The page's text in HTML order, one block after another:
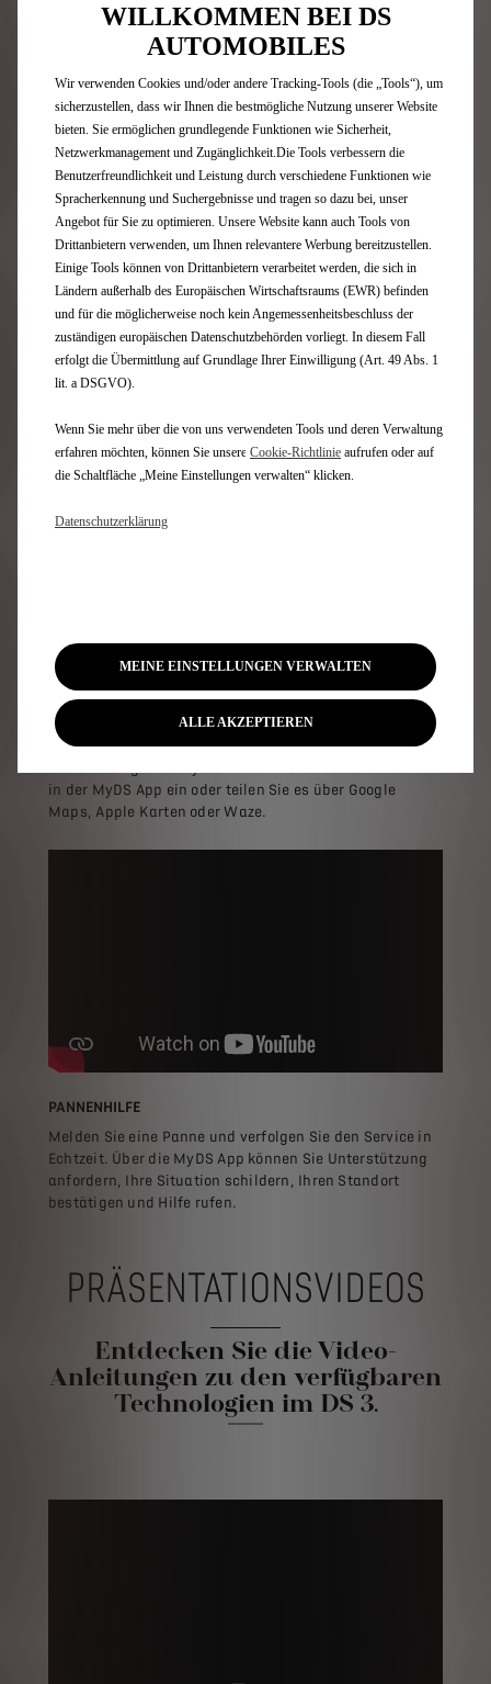
Sichere Fahrt mit MyDS
Mit der MyDS App bleibt Ihr Fahrzeug immer in Ihrer
Nähe und sofort verfügbar. Planen Sie Ihre nächste
Fahrt ganz einfach und sicher: Ziel eingeben,
Startpunkt auswählen, Ladezustand festlegen. Der
Routenplaner zeigt Ihnen daraufhin die beste Strecke
und geeignete Ladepunkte.
SEND 2 NAV
Planen Sie Ihre Route und senden Sie sie mit einem Klick
in der MyDS App ein oder teilen Sie es über Google
Maps, Apple Karten oder Waze.
PANNENHILFE
Melden Sie eine Panne und verfolgen Sie den Service in
Echtzeit. Über die MyDS App können Sie Unterstützung
anfordern, Ihre Situation schildern, Ihren Standort
bestätigen und Hilfe rufen.
PRÄSENTATIONSVIDEOS
Entdecken Sie die Video-
Anleitungen zu den verfügbaren
Technologien im DS 3.
WILLKOMMEN BEI DS
AUTOMOBILES
Wir verwenden Cookies und/oder andere Tracking-Tools (die „Tools“), um
sicherzustellen, dass wir Ihnen die bestmögliche Nutzung unserer Website
bieten. Sie ermöglichen grundlegende Funktionen wie Sicherheit,
Netzwerkmanagement und Zugänglichkeit.Die Tools verbessern die
Benutzerfreundlichkeit und Leistung durch verschiedene Funktionen wie
Spracherkennung und Suchergebnisse und tragen so dazu bei, unser
Angebot für Sie zu optimieren. Unsere Website kann auch Tools von
Drittanbietern verwenden, um Ihnen relevantere Werbung bereitzustellen.
Einige Tools können von Drittanbietern verarbeitet werden, die sich in
Ländern außerhalb des Europäischen Wirtschaftsraums (EWR) befinden
und für die möglicherweise noch kein Angemessenheitsbeschluss der
zuständigen europäischen Datenschutzbehörden vorliegt. In diesem Fall
erfolgt die Übermittlung auf Grundlage Ihrer Einwilligung (Art. 49 Abs. 1
lit. a DSGVO).
Wenn Sie mehr über die von uns verwendeten Tools und deren Verwaltung
erfahren möchten, können Sie unsere Cookie‑Richtlinie aufrufen oder auf
die Schaltfläche „Meine Einstellungen verwalten“ klicken.
Datenschutzerklärung
MEINE EINSTELLUNGEN VERWALTEN
ALLE AKZEPTIEREN